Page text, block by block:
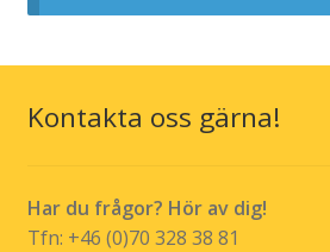
Kontakta oss gärna!
Har du frågor? Hör av dig!
Tfn: +46 (0)70 328 38 81